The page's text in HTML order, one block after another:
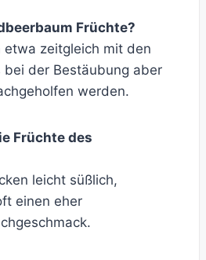
Früchte?
etwa zeitgleich mit den
bei der Bestäubung aber
werden.
Früchte des
leicht süßlich,
einen eher